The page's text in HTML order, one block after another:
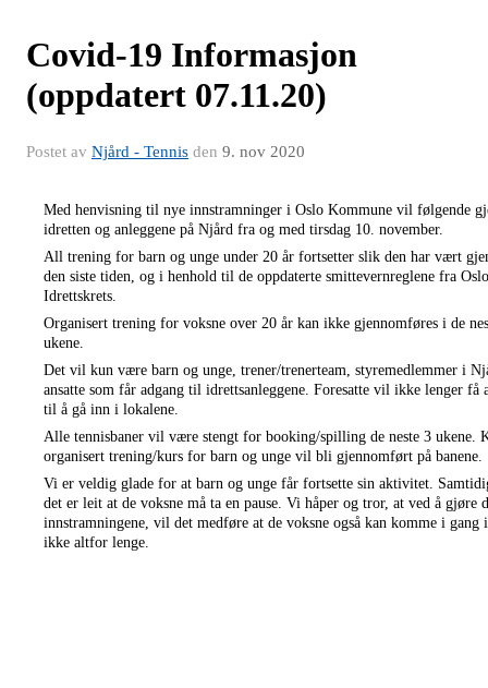
Covid-19 Informasjon
(oppdatert 07.11.20)
Postet av Njård - Tennis den 9. nov 2020
Med henvisning til nye innstramninger i Oslo Kommune vil følgende
idretten og anleggene på Njård fra og med tirsdag 10. november.
All trening for barn og unge under 20 år fortsetter slik den har vært
den siste tiden, og i henhold til de oppdaterte smittevernreglene fra Oslo
Idrettskrets.
Organisert trening for voksne over 20 år kan ikke gjennomføres i de
ukene.
Det vil kun være barn og unge, trener/trenerteam, styremedlemmer i
ansatte som får adgang til idrettsanleggene. Foresatte vil ikke lenger få
til å gå inn i lokalene.
Alle tennisbaner vil være stengt for booking/spilling de neste 3 ukene.
organisert trening/kurs for barn og unge vil bli gjennomført på banene.
Vi er veldig glade for at barn og unge får fortsette sin aktivitet.
det er leit at de voksne må ta en pause. Vi håper og tror, at ved å gjøre
innstramningene, vil det medføre at de voksne også kan komme i gang
ikke altfor lenge.